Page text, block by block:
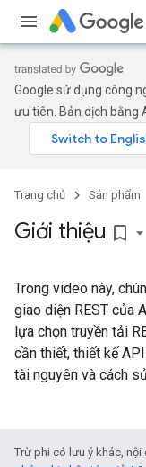
Google sử dụng công
ưu tiên. Bản dịch bằng
Trang chủ Sản phẩm
Giới thiệu bookmark_border
Trong video này,
giao diện REST của
lựa chọn truyền tải
cần thiết, thiết kế
tài nguyên và cách
Trừ phi có lưu ý khác,